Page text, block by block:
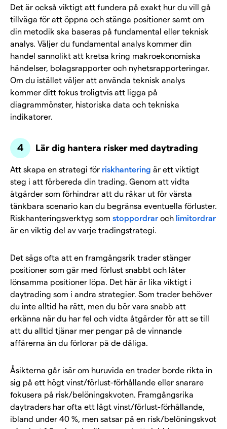
Det är också viktigt att fundera på exakt hur du vill gå
tillväga för att öppna och stänga positioner samt om
din metodik ska baseras på fundamental eller teknisk
analys. Väljer du fundamental analys kommer din
handel sannolikt att kretsa kring makroekonomiska
händelser, bolagsrapporter och nyhetsrapporteringar.
Om du istället väljer att använda teknisk analys
kommer ditt fokus troligtvis att ligga på
diagrammönster, historiska data och tekniska
indikatorer.
Lär dig hantera risker med daytrading
Att skapa en strategi för riskhantering är ett viktigt
steg i att förbereda din trading. Genom att vidta
åtgärder som förhindrar att du råkar ut för värsta
tänkbara scenario kan du begränsa eventuella förluster.
Riskhanteringsverktyg som stoppordrar och limitordrar
är en viktig del av varje tradingstrategi.
Det sägs ofta att en framgångsrik trader stänger
positioner som går med förlust snabbt och låter
lönsamma positioner löpa. Det här är lika viktigt i
daytrading som i andra strategier. Som trader behöver
du inte alltid ha rätt, men du bör vara snabb att
erkänna när du har fel och vidta åtgärder för att se till
att du alltid tjänar mer pengar på de vinnande
affärerna än du förlorar på de dåliga.
Åsikterna går isär om huruvida en trader borde rikta in
sig på ett högt vinst/förlust-förhållande eller snarare
fokusera på risk/belöningskvoten. Framgångsrika
daytraders har ofta ett lågt vinst/förlust-förhållande,
ibland under 40 %, men satsar på en risk/belöningskvot